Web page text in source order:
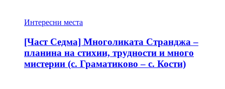
Интересни места
[Част Седма] Многоликата Странджа –
планина на стихии, трудности и много
мистерии (с. Граматиково – с. Кости)